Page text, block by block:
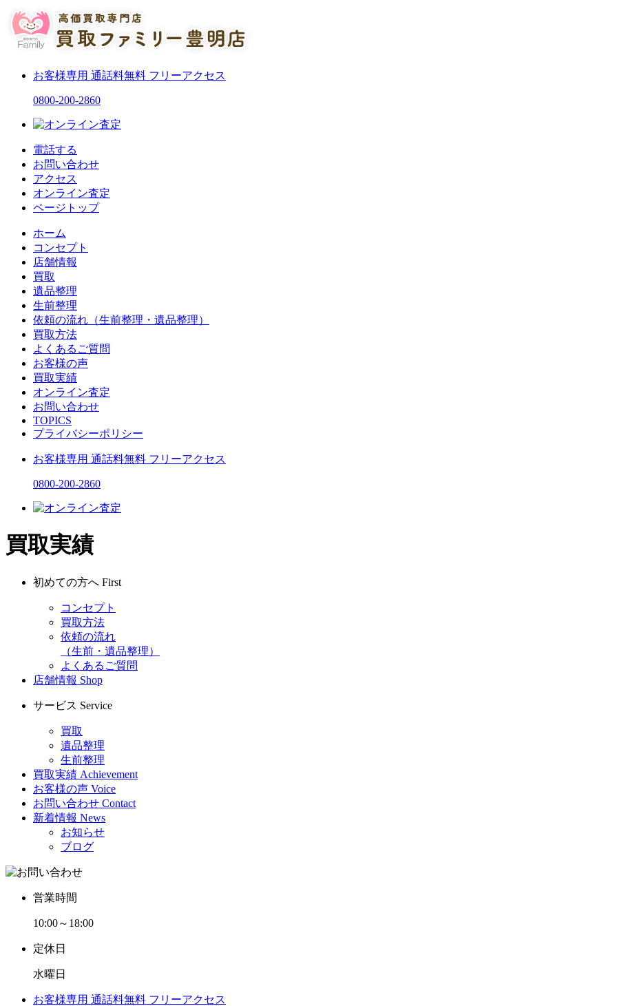
お客様専用 通話料無料 フリーアクセス
0800-200-2860
電話する
お問い合わせ
アクセス
オンライン査定
ページトップ
ホーム
コンセプト
店舗情報
買取
遺品整理
生前整理
依頼の流れ（生前整理・遺品整理）
買取方法
よくあるご質問
お客様の声
買取実績
オンライン査定
お問い合わせ
TOPICS
プライバシーポリシー
お客様専用 通話料無料 フリーアクセス
0800-200-2860
買取実績
初めての方へ First
コンセプト
買取方法
依頼の流れ
（生前・遺品整理）
よくあるご質問
店舗情報 Shop
サービス Service
買取
遺品整理
生前整理
買取実績 Achievement
お客様の声 Voice
お問い合わせ Contact
新着情報 News
お知らせ
ブログ
営業時間
10:00～18:00
定休日
水曜日
お客様専用 通話料無料 フリーアクセス